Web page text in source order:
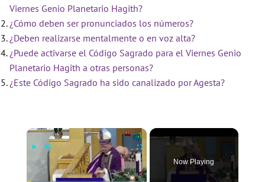
Viernes Genio Planetario Hagith?
¿Cómo deben ser pronunciados los números?
¿Deben realizarse mentalmente o en voz alta?
¿Puede activarse el Código Sagrado para el Viernes Genio
Planetario Hagith a otras personas?
¿Este Código Sagrado ha sido canalizado por Agesta?
×
Now Playing